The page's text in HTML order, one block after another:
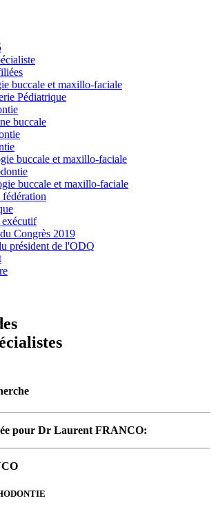
buccale et maxillo-faciale
Pédiatrique
buccale
buccale et maxillo-faciale
buccale et maxillo-faciale
Congrès 2019
président de l'ODQ
pour Dr Laurent FRANCO: